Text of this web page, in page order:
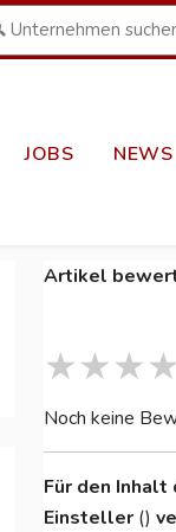
JOBS NEWS
Artikel
Noch keine
Für den
Einsteller ()